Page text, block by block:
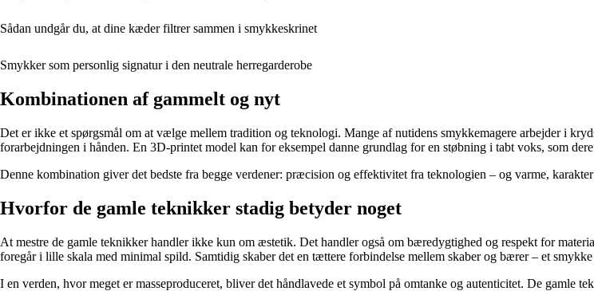
Sådan undgår du, at dine kæder filtrer sammen i smykkeskrinet
Smykker som personlig signatur i den neutrale herregarderobe
Kombinationen af gammelt og nyt
Det er ikke et spørgsmål om at vælge mellem tradition og teknologi. Mange af nutidens smykkemagere arbejder i
forarbejdningen i hånden. En 3D-printet model kan for eksempel danne grundlag for en støbning i tabt voks, som
Denne kombination giver det bedste fra begge verdener: præcision og effektivitet fra teknologien – og varme,
Hvorfor de gamle teknikker stadig betyder noget
At mestre de gamle teknikker handler ikke kun om æstetik. Det handler også om bæredygtighed og respekt for
foregår i lille skala med minimal spild. Samtidig skaber det en tættere forbindelse mellem skaber og bærer – et
I en verden, hvor meget er masseproduceret, bliver det håndlavede et symbol på omtanke og autenticitet. De gamle